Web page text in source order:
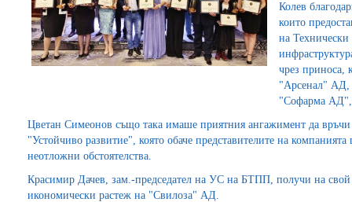
Колев
които
на Технически
чрез приноса,
"Арсенал" АД,
"Софарма
Цветан Симеонов също така имаше приятния ангажимент да
"Устойчиво развитие", която обаче представителите на
неотложни обстоятелства.
Красимир Дачев, зам.-председател на УС на БТПП, получи на свой
икономически растеж на "Свилоза" АД.